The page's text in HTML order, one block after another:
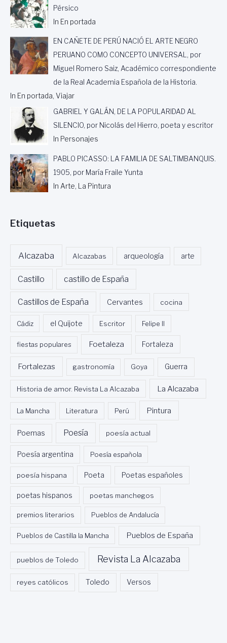
Pérsico
In En portada
EN CAÑETE DE PERÚ NACIÓ EL ARTE NEGRO
PERUANO COMO CONCEPTO UNIVERSAL, por
Miguel Romero Saiz, Académico correspondiente
de la Real Academia Española de la Historia.
In En portada, Viajar
GABRIEL Y GALÁN, DE LA POPULARIDAD AL
SILENCIO, por Nicolás del Hierro, poeta y escritor
In Personajes
PABLO PICASSO: LA FAMILIA DE SALTIMBANQUIS.
1905, por María Fraile Yunta
In Arte, La Pintura
Etiquetas
Alcazaba Alcazabas arqueología arte
Castillo castillo de España
Castillos de España Cervantes cocina
Cádiz el Quijote Escritor Felipe II
fiestas populares Foetaleza Fortaleza
Fortalezas gastronomía Goya Guerra
Historia de amor. Revista La Alcazaba La Alcazaba
La Mancha Literatura Perú Pintura
Poemas Poesía poesía actual
Poesía argentina Poesía española
poesía hispana Poeta Poetas españoles
poetas hispanos poetas manchegos
premios literarios Pueblos de Andalucía
Pueblos de Castilla la Mancha Pueblos de España
pueblos de Toledo Revista La Alcazaba
reyes católicos Toledo Versos